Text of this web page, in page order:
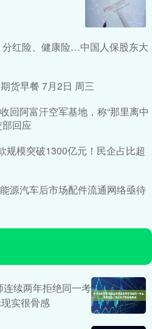
红险、健康险…中国人保股东大
货早餐 7月2日 周三
回阿富汗空军基地，称“那里离中
回应
规模突破1300亿元！民企占比超
源汽车后市场配件流通网络亟待
续两年拒绝同一考
实很骨感